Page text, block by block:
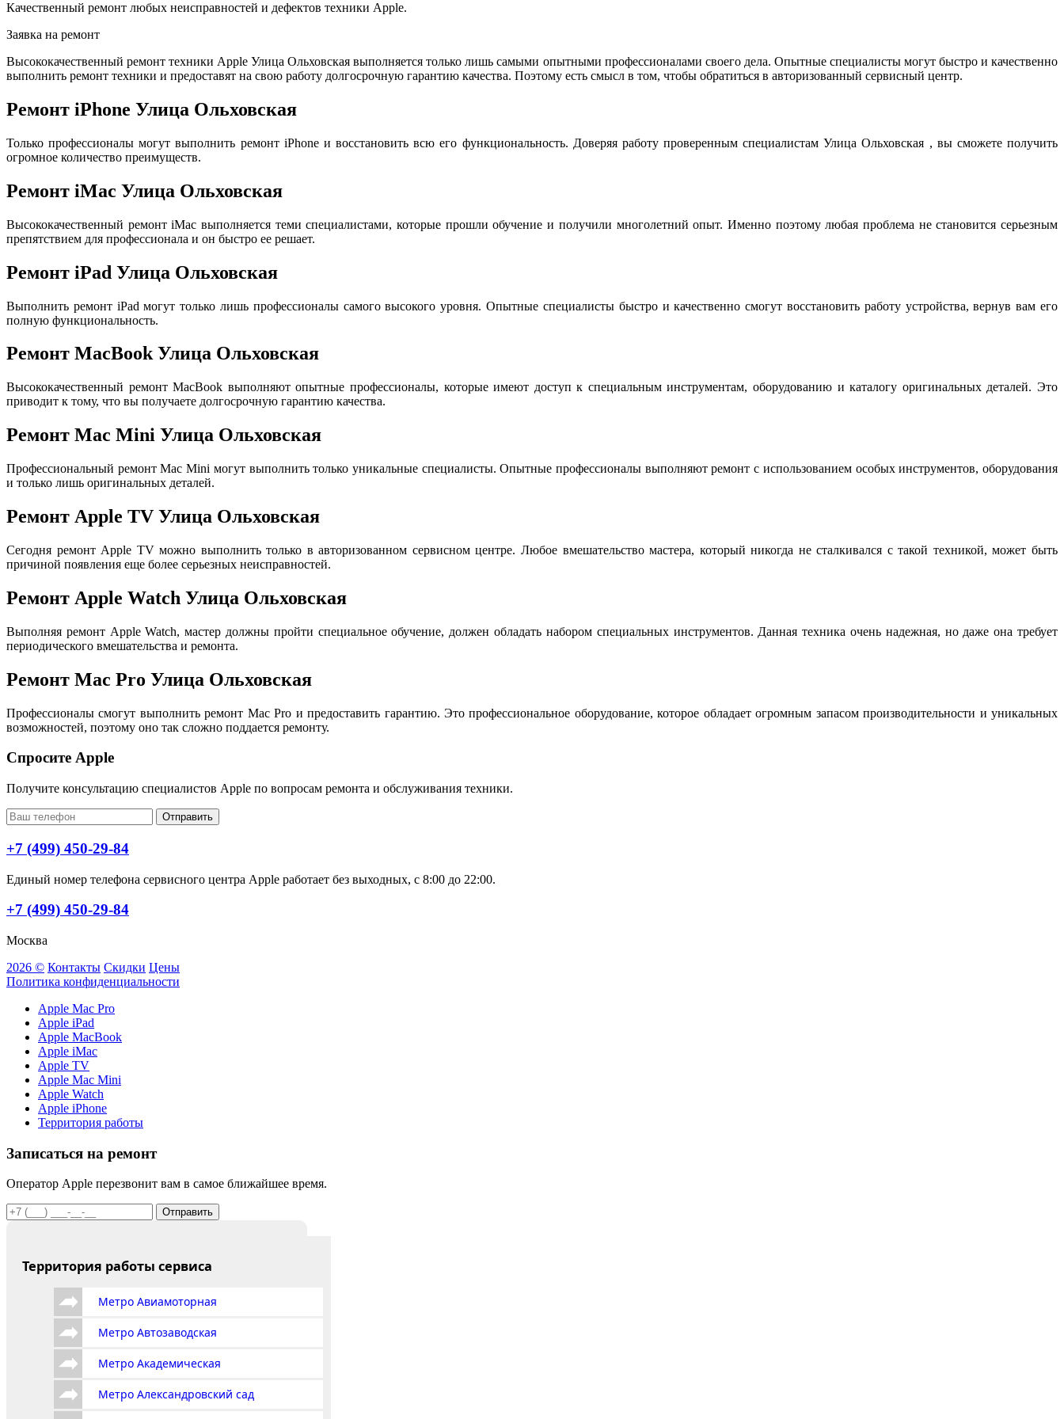
Качественный ремонт любых неисправностей и дефектов техники Apple.
Заявка на ремонт
Высококачественный ремонт техники Apple Улица Ольховская выполняется только лишь самыми опытными профессионалами своего дела. Опытные специалисты могут быстро и качественно
выполнить ремонт техники и предоставят на свою работу долгосрочную гарантию качества. Поэтому есть смысл в том, чтобы обратиться в авторизованный сервисный центр.
Ремонт iPhone Улица Ольховская
Только профессионалы могут выполнить ремонт iPhone и восстановить всю его функциональность. Доверяя работу проверенным специалистам Улица Ольховская , вы сможете получить
огромное количество преимуществ.
Ремонт iMac Улица Ольховская
Высококачественный ремонт iMac выполняется теми специалистами, которые прошли обучение и получили многолетний опыт. Именно поэтому любая проблема не становится серьезным
препятствием для профессионала и он быстро ее решает.
Ремонт iPad Улица Ольховская
Выполнить ремонт iPad могут только лишь профессионалы самого высокого уровня. Опытные специалисты быстро и качественно смогут восстановить работу устройства, вернув вам его
полную функциональность.
Ремонт MacBook Улица Ольховская
Высококачественный ремонт MacBook выполняют опытные профессионалы, которые имеют доступ к специальным инструментам, оборудованию и каталогу оригинальных деталей. Это
приводит к тому, что вы получаете долгосрочную гарантию качества.
Ремонт Mac Mini Улица Ольховская
Профессиональный ремонт Mac Mini могут выполнить только уникальные специалисты. Опытные профессионалы выполняют ремонт с использованием особых инструментов, оборудования
и только лишь оригинальных деталей.
Ремонт Apple TV Улица Ольховская
Сегодня ремонт Apple TV можно выполнить только в авторизованном сервисном центре. Любое вмешательство мастера, который никогда не сталкивался с такой техникой, может быть
причиной появления еще более серьезных неисправностей.
Ремонт Apple Watch Улица Ольховская
Выполняя ремонт Apple Watch, мастер должны пройти специальное обучение, должен обладать набором специальных инструментов. Данная техника очень надежная, но даже она требует
периодического вмешательства и ремонта.
Ремонт Mac Pro Улица Ольховская
Профессионалы смогут выполнить ремонт Mac Pro и предоставить гарантию. Это профессиональное оборудование, которое обладает огромным запасом производительности и уникальных
возможностей, поэтому оно так сложно поддается ремонту.
Спросите Apple
Получите консультацию специалистов Apple по вопросам ремонта и обслуживания техники.
Отправить
+7 (499) 450-29-84
Единый номер телефона сервисного центра Apple работает без выходных, с 8:00 до 22:00.
+7 (499) 450-29-84
Москва
2026 © Контакты Скидки Цены
Политика конфиденциальности
Apple Mac Pro
Apple iPad
Apple MacBook
Apple iMac
Apple TV
Apple Mac Mini
Apple Watch
Apple iPhone
Территория работы
Записаться на ремонт
Оператор Apple перезвонит вам в самое ближайшее время.
Отправить
Территория работы сервиса
Метро Авиамоторная
Метро Автозаводская
Метро Академическая
Метро Александровский сад